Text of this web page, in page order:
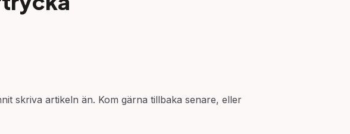
skriva artikeln än. Kom gärna tillbaka senare, eller